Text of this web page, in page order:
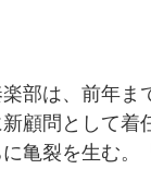
部は、前年ま
顧問として着
亀裂を生む。